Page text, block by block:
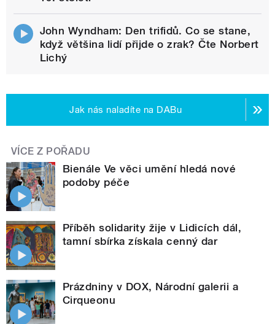
John Wyndham: Den trifidů. Co se stane,
když většina lidí přijde o zrak? Čte Norbert
Lichý
Jak nás naladíte na DABu
VÍCE Z POŘADU
Bienále Ve věci umění hledá nové
podoby péče
Příběh solidarity žije v Lidicích dál,
tamní sbírka získala cenný dar
Prázdniny v DOX, Národní galerii a
Cirqueonu